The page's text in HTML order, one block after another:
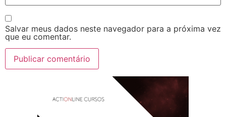
Salvar meus dados neste navegador para a próxima vez
que eu comentar.